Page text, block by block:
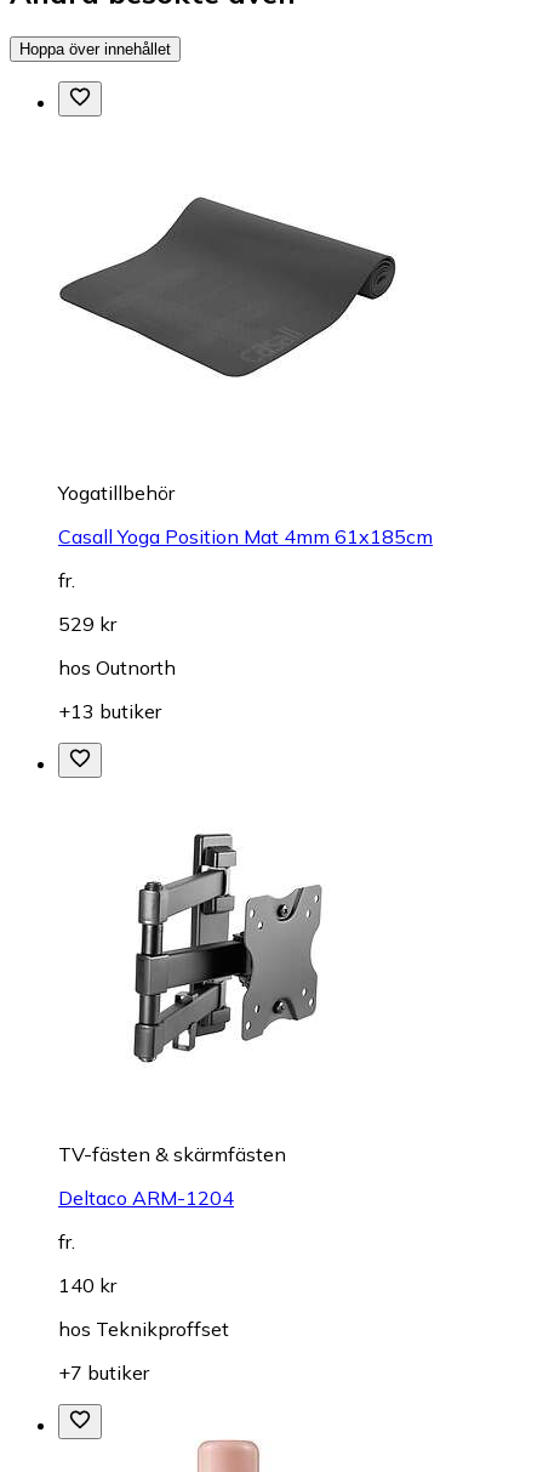
Hoppa över innehållet
Yogatillbehör
Casall Yoga Position Mat 4mm 61x185cm
fr.
529 kr
hos Outnorth
+13 butiker
TV-fästen & skärmfästen
Deltaco ARM-1204
fr.
140 kr
hos Teknikproffset
+7 butiker